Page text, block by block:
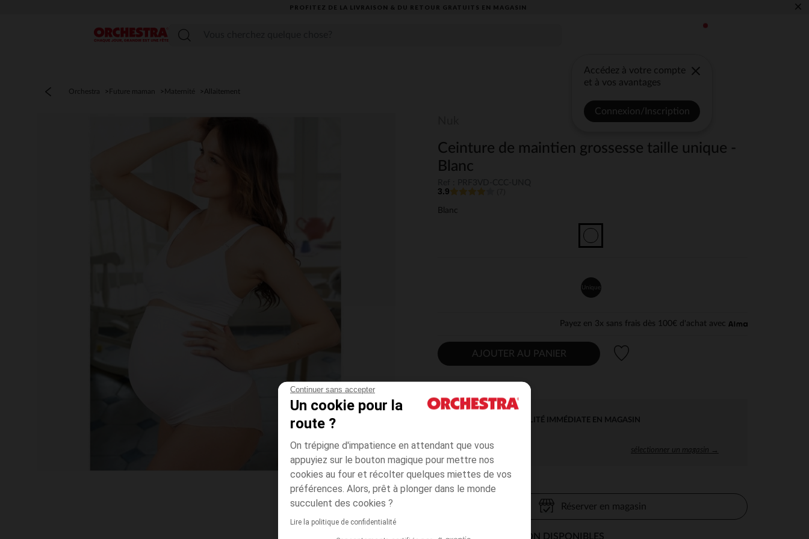
Continuer sans accepter
Un cookie pour la
route ?
On trépigne d'impatience en attendant que vous
appuyiez sur le bouton magique pour mettre nos
cookies au four et récolter quelques miettes de vos
préférences. Alors, prêt à plonger dans le monde
succulent des cookies ?
Lire la politique de confidentialité
PROFITEZ DE LA LIVRAISON & DU RETOUR GRATUITS EN MAGASIN​ ×
Menu
Accédez à votre compte
et à vos avantages
Connexion/Inscription
Orchestra Future maman Maternité Allaitement
Ceinture de maintien grossesse taille unique -
Blanc
3.9
Blanc
Unique
Payez en 3x sans frais dès 100€ d'achat avec
AJOUTER AU PANIER
DISPONIBILITÉ IMMÉDIATE EN MAGASIN
sélectionner un magasin →
Réserver en magasin
MODES DE LIVRAISON DISPONIBLES